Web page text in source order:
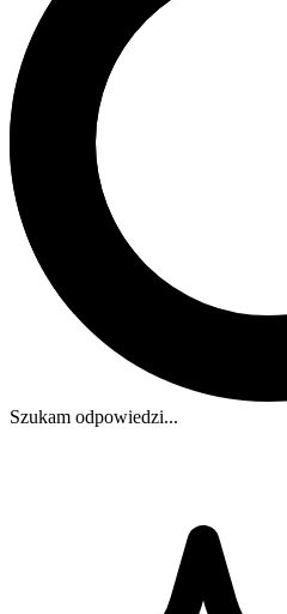
Szukam odpowiedzi...